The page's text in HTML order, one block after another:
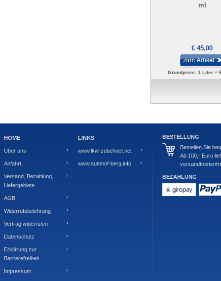
ml
€ 45,00
Grundpreis: 1 Liter =
HOME
Über uns
Anfahrt
Versand, Bezahlung,
Liefergebiete
AGB
Widerrufsbelehrung
Vertrag widerrufen
Datenschutz
Erklärung zur
Barrierefreiheit
Impressum
LINKS
www.lkw-zubehoer.net
www.autohof-berg.info
BESTELLUNG
Bestellen Sie
Ab 100,- Euro
BEZAHLUNG